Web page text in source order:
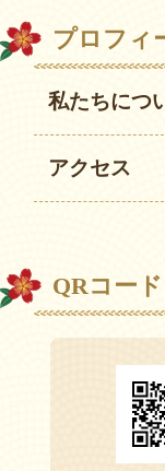
プロフィ
私たちにつ
アクセス
QRコード